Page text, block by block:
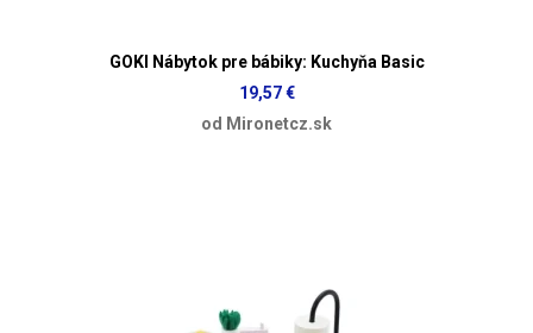
GOKI Nábytok pre bábiky: Kuchyňa Basic
19,57 €
od Mironetcz.sk